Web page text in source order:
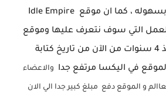
الانترنت وكسب المال بسهوله ، كما ان موقع Idle Empire
التي سوف نتعرف عليها وموقع
Idle Empire يعمل منذ 4 سنوات من الآن من تاريخ كتابة
في اليكسا مرتفع جدا
والاعضاء
و الموقع دفع مبلغ كبير جدا الي الان